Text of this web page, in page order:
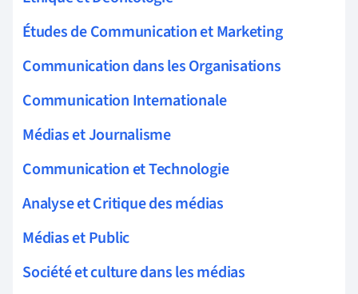
Études de Communication et Marketing
Communication dans les Organisations
Communication Internationale
Médias et Journalisme
Communication et Technologie
Analyse et Critique des médias
Médias et Public
Société et culture dans les médias